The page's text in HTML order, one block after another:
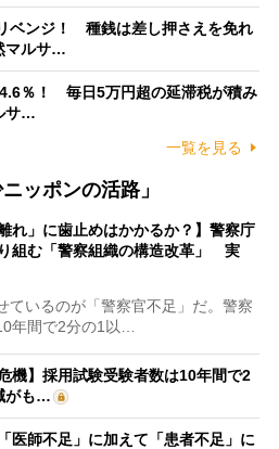
ベンジ！ 種銭は差し押さえを免れ
マルサ…
％！ 毎日5万円超の延滞税が積み
サ…
一覧を見る
ッポンの活路」
れ」に歯止めはかかるか？】警察庁
組む「警察組織の構造改革」 実
いるのが「警察官不足」だ。警察
年間で2分の1以…
機】採用試験受験者数は10年間で2
がも…
医師不足」に加えて「患者不足」に